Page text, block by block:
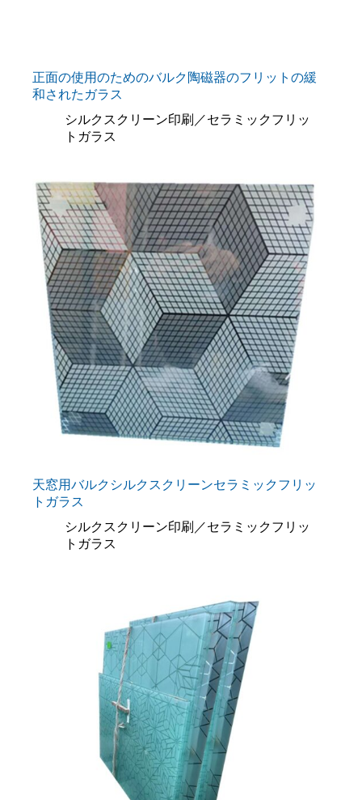
正面の使用のためのバルク陶磁器のフリットの緩
和されたガラス
シルクスクリーン印刷／セラミックフリッ
トガラス
天窓用バルクシルクスクリーンセラミックフリッ
トガラス
シルクスクリーン印刷／セラミックフリッ
トガラス